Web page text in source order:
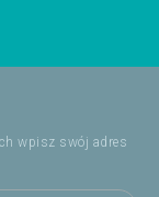
wpisz swój adres